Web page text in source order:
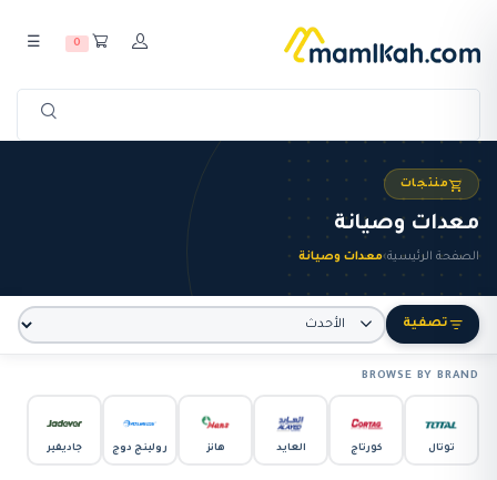
0
☰
منتجات
معدات وصيانة
الصفحة الرئيسية›معدات وصيانة
تصفية
BROWSE BY BRAND
توتال كورتاج العايد هانز رولينج دوج جاديفير